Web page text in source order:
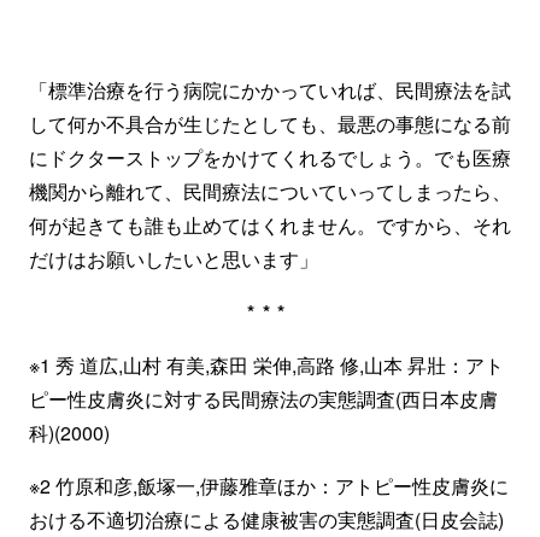
「標準治療を行う病院にかかっていれば、民間療法を試
して何か不具合が生じたとしても、最悪の事態になる前
にドクターストップをかけてくれるでしょう。でも医療
機関から離れて、民間療法についていってしまったら、
何が起きても誰も止めてはくれません。ですから、それ
だけはお願いしたいと思います」
***
※1 秀 道広,山村 有美,森田 栄伸,高路 修,山本 昇壯：アト
ピー性皮膚炎に対する民間療法の実態調査(西日本皮膚
科)(2000)
※2 竹原和彦,飯塚一,伊藤雅章ほか：アトピー性皮膚炎に
おける不適切治療による健康被害の実態調査(日皮会誌)